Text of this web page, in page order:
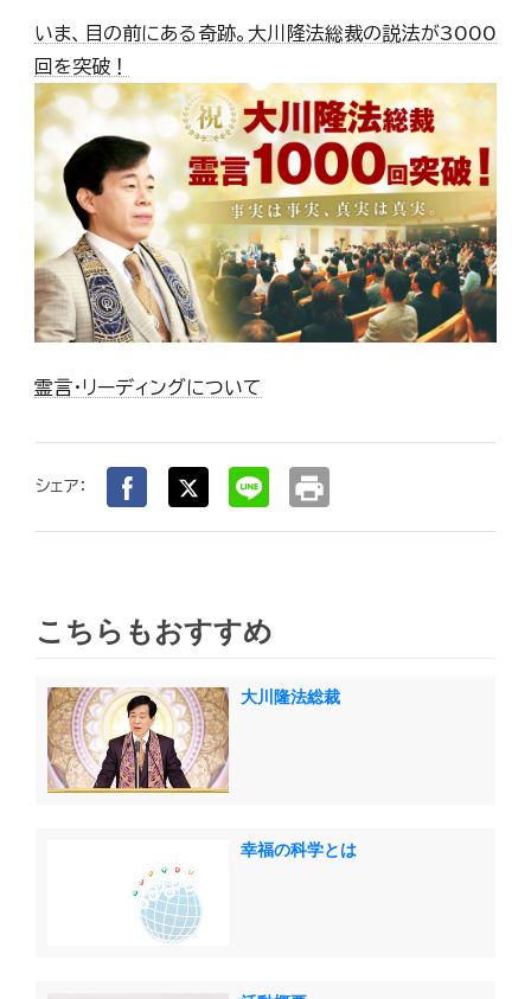
いま、目の前にある奇跡。大川隆法総裁の説法が3000
回を突破！
霊言・リーディングについて
シェア： print
こちらもおすすめ
大川隆法総裁
幸福の科学とは